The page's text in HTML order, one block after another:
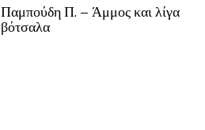
Παμπούδη Π. – Άμμος και λίγα
βότσαλα